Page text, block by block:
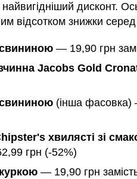
дисконт.
відсотком знижки серед
— 19,90 грн
Jacobs Gold
(інша фасовка)
хвилясті зі
грн (-52%)
— 19,90 грн